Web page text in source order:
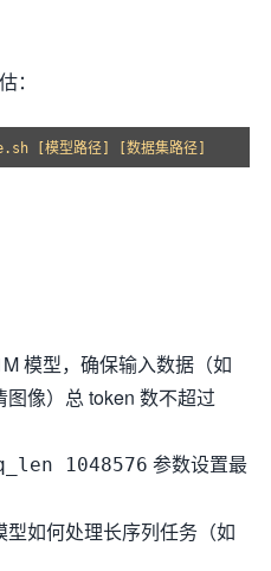
：
模型，确保输入数据（如
像）总 token 数不超过
1048576 参数设置最
如何处理长序列任务（如